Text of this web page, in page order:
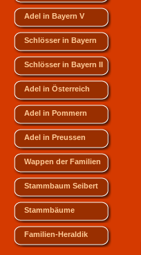
Adel in Bayern V
Schlösser in Bayern
Schlösser in Bayern II
Adel in Österreich
Adel in Pommern
Adel in Preussen
Wappen der Familien
Stammbaum Seibert
Stammbäume
Familien-Heraldik